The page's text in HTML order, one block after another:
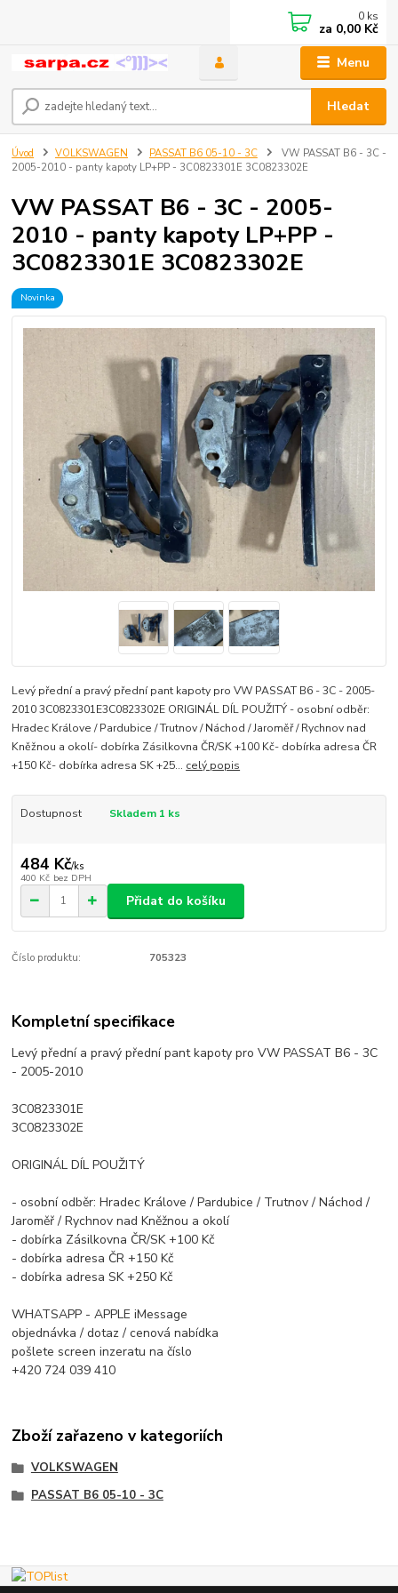
Menu
Hledat
0 ks
za 0,00 Kč
Úvod VOLKSWAGEN PASSAT B6 05-10 - 3C
VW PASSAT B6 - 3C -
2005-2010 - panty kapoty LP+PP - 3C0823301E 3C0823302E
VW PASSAT B6 - 3C - 2005-
2010 - panty kapoty LP+PP -
3C0823301E 3C0823302E
Novinka
Levý přední a pravý přední pant kapoty pro VW PASSAT B6 - 3C - 2005-
2010 3C0823301E3C0823302E ORIGINÁL DÍL POUŽITÝ - osobní odběr:
Hradec Králove / Pardubice / Trutnov / Náchod / Jaroměř / Rychnov nad
Kněžnou a okolí- dobírka Zásilkovna ČR/SK +100 Kč- dobírka adresa ČR
+150 Kč- dobírka adresa SK +25... celý popis
Dostupnost Skladem 1 ks
484 Kč/ks
400 Kč bez DPH
Přidat do košíku
Číslo produktu: 705323
Kompletní specifikace
Levý přední a pravý přední pant kapoty pro VW PASSAT B6 - 3C
- 2005-2010
3C0823301E
3C0823302E
ORIGINÁL DÍL POUŽITÝ
- osobní odběr: Hradec Králove / Pardubice / Trutnov / Náchod /
Jaroměř / Rychnov nad Kněžnou a okolí
- dobírka Zásilkovna ČR/SK +100 Kč
- dobírka adresa ČR +150 Kč
- dobírka adresa SK +250 Kč
WHATSAPP - APPLE iMessage
objednávka / dotaz / cenová nabídka
pošlete screen inzeratu na číslo
+420 724 039 410
Zboží zařazeno v kategoriích
VOLKSWAGEN
PASSAT B6 05-10 - 3C